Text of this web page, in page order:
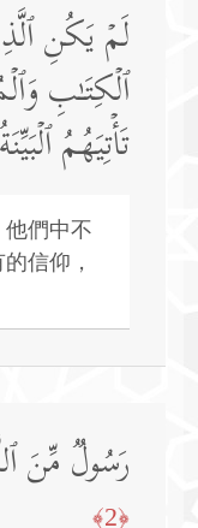
لَمۡ یَكُنِ
ٱلۡكِتَـٰبِ
تَأۡتِیَهُمُ ٱلۡبَیِّنَةُ
們中不
信仰，
رَسُولࣱ مِّنَ
﴿2﴾